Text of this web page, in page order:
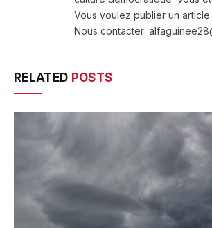
Vous voulez publier un
Nous contacter:
RELATED POSTS